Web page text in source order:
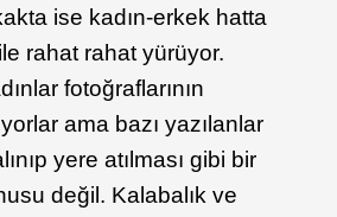
ise kadın-erkek hatta
rahat rahat yürüyor.
fotoğraflarının
ama bazı yazılanlar
yere atılması gibi bir
değil. Kalabalık ve